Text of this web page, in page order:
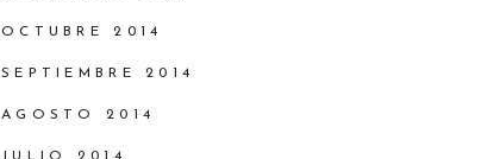
OCTUBRE 2014
SEPTIEMBRE 2014
AGOSTO 2014